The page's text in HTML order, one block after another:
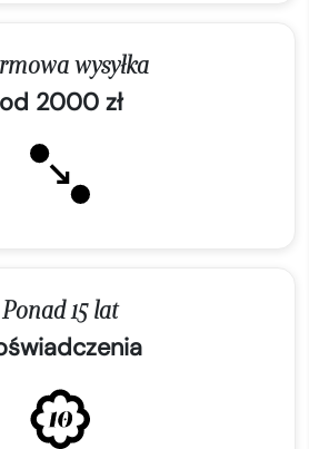
wysyłka
od 2000 zł
Ponad 15 lat